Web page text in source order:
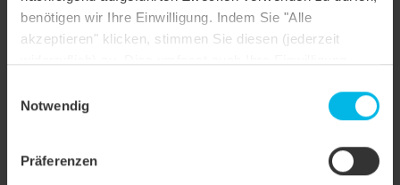
benötigen wir Ihre Einwilligung. Indem Sie "Alle
akzeptieren" klicken, stimmen Sie diesen (jederzeit
Einstellungen ändern oder die Datenverarbeitung
Notwendig
Präferenzen
Oberfläche FINESSE
Anwendungsart Schneefanggitter, Schneefanggitter